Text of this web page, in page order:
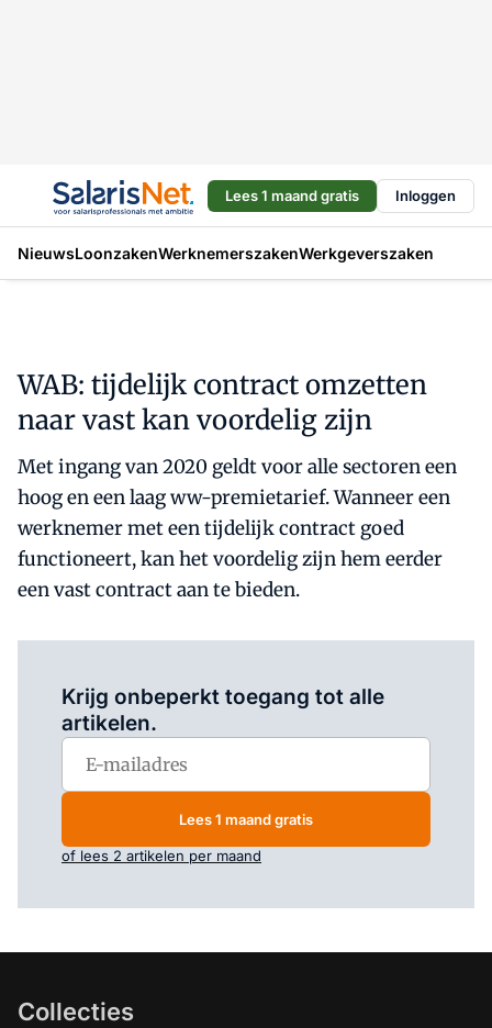
Lees 1 maand gratis Inloggen
NieuwsLoonzakenWerknemerszakenWerkgeverszaken
WAB: tijdelijk contract omzetten
naar vast kan voordelig zijn
Met ingang van 2020 geldt voor alle sectoren een
hoog en een laag ww-premietarief. Wanneer een
werknemer met een tijdelijk contract goed
functioneert, kan het voordelig zijn hem eerder
een vast contract aan te bieden.
Krijg onbeperkt toegang tot alle
artikelen.
Lees 1 maand gratis
of lees 2 artikelen per maand
Collecties